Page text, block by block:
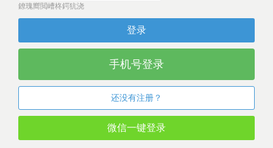
鐐瑰嚮閲嶆柊鍔犺浇
登录
手机号登录
还没有注册？
微信一键登录